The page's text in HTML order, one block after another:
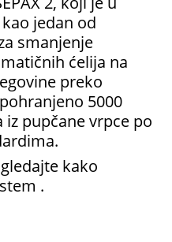
jedan od
smanjenje
ćelija na
preko
5000
pupčane vrpce po
kako
.